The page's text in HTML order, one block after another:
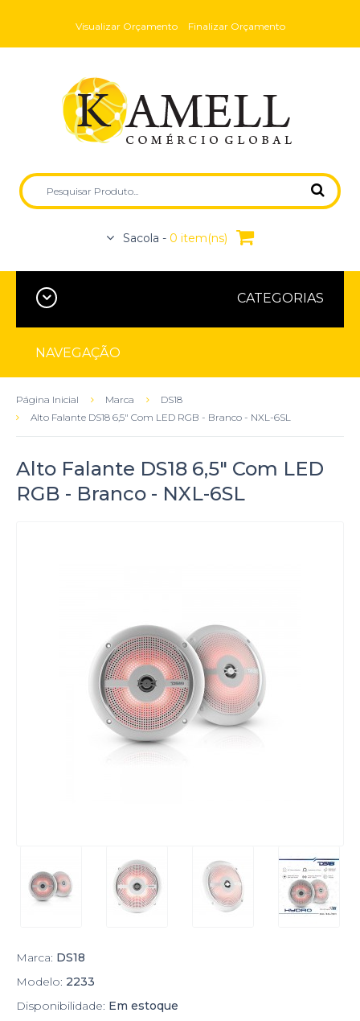
Visualizar Orçamento Finalizar Orçamento
Sacola - 0 item(ns)
CATEGORIAS
NAVEGAÇÃO
Página Inicial Marca
DS18
Alto Falante DS18 6,5" Com LED RGB - Branco - NXL-6SL
Alto Falante DS18 6,5" Com LED
RGB - Branco - NXL-6SL
Marca: DS18
Modelo: 2233
Disponibilidade: Em estoque